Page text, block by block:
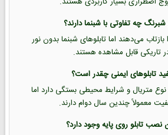
می‌دهند اما تابلوهای شبنما بدون نور
تاریکی قابل مشاهده هستند.
نوع متریال و شرایط محیطی بستگی دارد اما
معمولاً چندین سال دوام دارند.